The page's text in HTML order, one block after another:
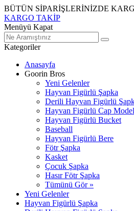
BÜTÜN SİPARİŞLERİNİZDE
KARGO TAKİP
Menüyü Kapat
Kategoriler
Anasayfa
Goorin Bros
Yeni Gelenler
Hayvan Figürlü Şapka
Derili Hayvan Figürlü
Hayvan Figürlü Cap
Hayvan Figürlü Bucket
Baseball
Hayvan Figürlü Bere
Fötr Şapka
Kasket
Çocuk Şapka
Hasır Fötr Şapka
Tümünü Gör »
Yeni Gelenler
Hayvan Figürlü Şapka